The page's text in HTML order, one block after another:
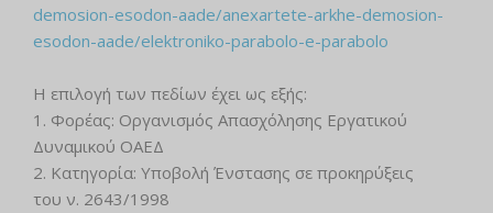
demosion-esodon-aade/anexartete-arkhe-demosion-
esodon-aade/elektroniko-parabolo-e-parabolo
Η επιλογή των πεδίων έχει ως εξής:
1. Φορέας: Οργανισμός Απασχόλησης Εργατικού
Δυναμικού ΟΑΕΔ
2. Κατηγορία: Υποβολή Ένστασης σε προκηρύξεις
του ν. 2643/1998